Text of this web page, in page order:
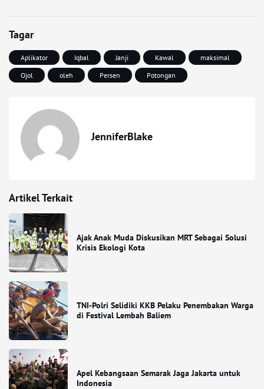
Tagar
Aplikator Iqbal Janji Kawal
maksimal
Ojol
oleh Persen Potongan
JenniferBlake
Artikel Terkait
Ajak Anak Muda Diskusikan MRT Sebagai Solusi
Krisis Ekologi Kota
TNI-Polri Selidiki KKB Pelaku Penembakan Warga
di Festival Lembah Baliem
Apel Kebangsaan Semarak Jaga Jakarta untuk
Indonesia